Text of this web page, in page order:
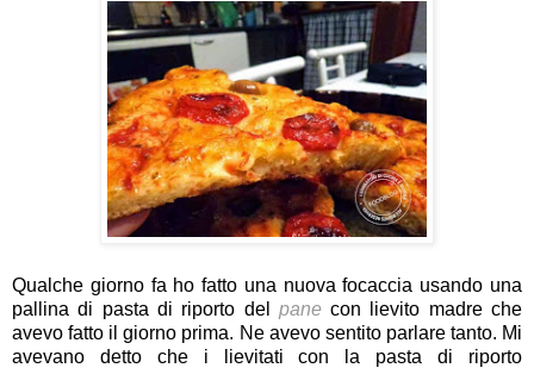
Qualche giorno fa ho fatto una nuova focaccia usando una
pallina di pasta di riporto del panecon lievito madre che
avevo fatto il giorno prima. Ne avevo sentito parlare tanto. Mi
avevano detto che i lievitati con la pasta di riporto